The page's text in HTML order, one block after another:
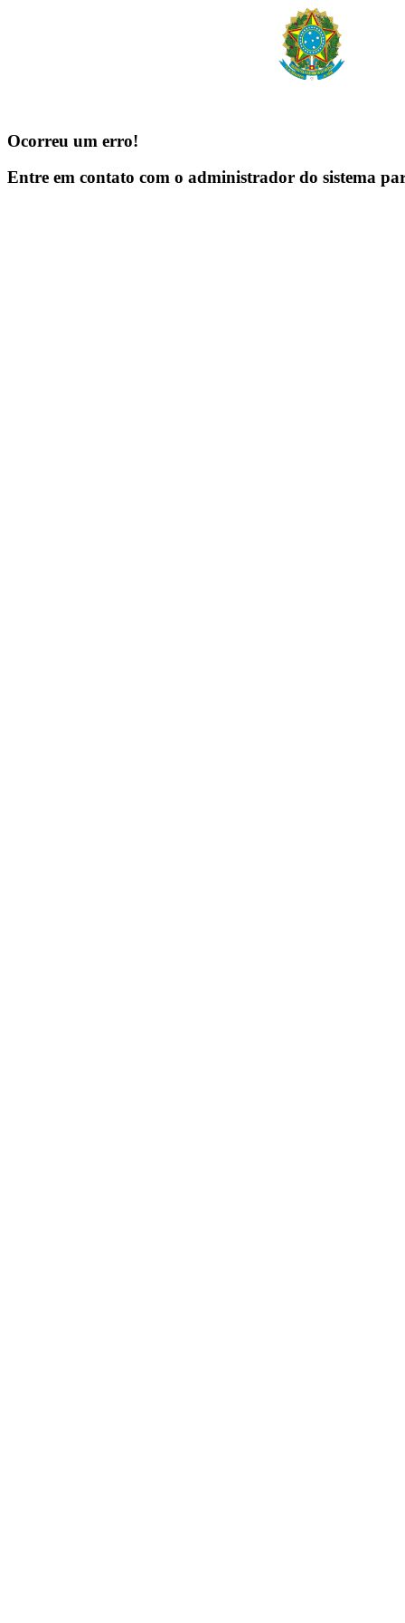
Ocorreu um erro!
Entre em contato com o administrador do sistema